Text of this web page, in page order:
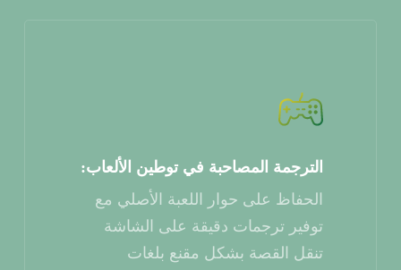
الترجمة المصاحبة في توطين الألعاب:
الحفاظ على حوار اللعبة الأصلي مع
توفير ترجمات دقيقة على الشاشة
تنقل القصة بشكل مقنع بلغات